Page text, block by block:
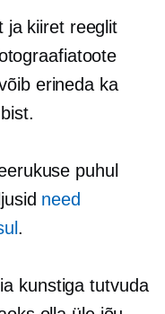
ja kiiret reeglit
erineda ka
puhul
need
.
kunstiga tutvuda